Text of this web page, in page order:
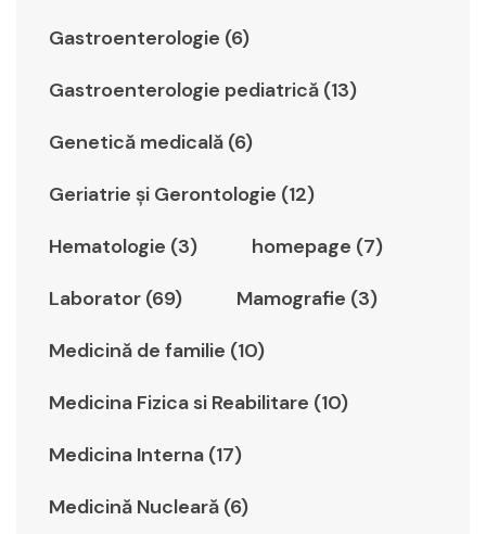
Gastroenterologie (6)
Gastroenterologie pediatrică (13)
Genetică medicală (6)
Geriatrie şi Gerontologie (12)
Hematologie (3)
homepage (7)
Laborator (69)
Mamografie (3)
Medicină de familie (10)
Medicina Fizica si Reabilitare (10)
Medicina Interna (17)
Medicină Nucleară (6)